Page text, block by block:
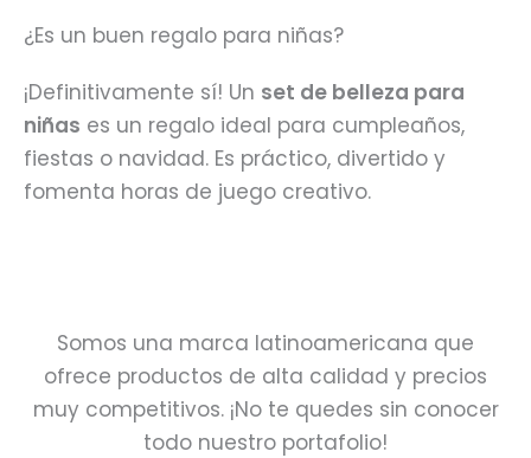
¿Es un buen regalo para niñas?
¡Definitivamente sí! Un set de belleza para
niñas es un regalo ideal para cumpleaños,
fiestas o navidad. Es práctico, divertido y
fomenta horas de juego creativo.
Somos una marca latinoamericana que
ofrece productos de alta calidad y precios
muy competitivos. ¡No te quedes sin conocer
todo nuestro portafolio!